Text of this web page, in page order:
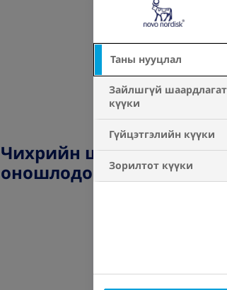
Чихрийн шижинг хэрхэн
оношлодог вэ?
Таны нууцлал
Зайлшгүй
күүки
Гүйцэтгэлийн күүки
Зорилтот күүки